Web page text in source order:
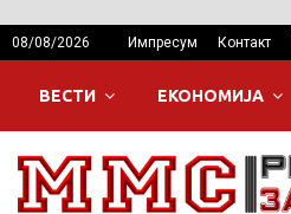
08/08/2026 Импресум Контакт
ВЕСТИ ЕКОНОМИЈА